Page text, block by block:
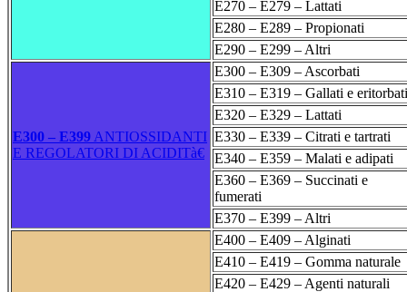
E270 – E279 – Lattati
E280 – E289 – Propionati
E290 – E299 – Altri
E300 – E399 ANTIOSSIDANTI
E REGOLATORI DI ACIDITà€
E300 – E309 – Ascorbati
E310 – E319 – Gallati e eritorbati
E320 – E329 – Lattati
E330 – E339 – Citrati e tartrati
E340 – E359 – Malati e adipati
E360 – E369 – Succinati e
fumerati
E370 – E399 – Altri
E400 – E409 – Alginati
E410 – E419 – Gomma naturale
E420 – E429 – Agenti naturali